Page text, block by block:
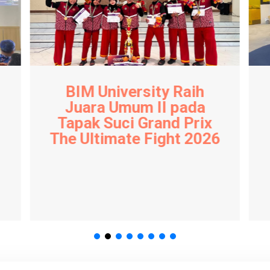
BIM University Jajaki
Kerja Sama PMB
Bersama OSIS MA
Tawakal